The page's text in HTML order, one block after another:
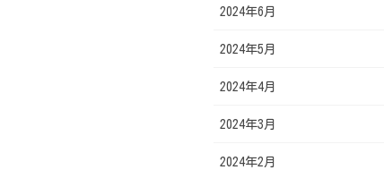
2024年6月
2024年5月
2024年4月
2024年3月
2024年2月